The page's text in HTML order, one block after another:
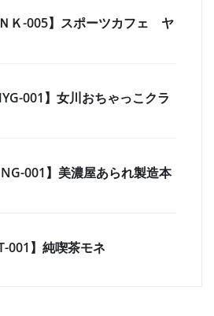
ＮＫ-005】スポーツカフェ ヤ
001】女川おちゃっこクラ
001】美濃屋あられ製造本
001】純喫茶モネ